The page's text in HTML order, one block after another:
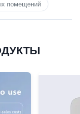
помещений